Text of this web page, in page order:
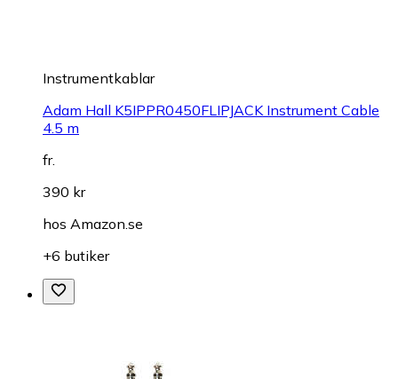
Instrumentkablar
Adam Hall K5IPPR0450FLIPJACK Instrument Cable
4.5 m
fr.
390 kr
hos Amazon.se
+6 butiker